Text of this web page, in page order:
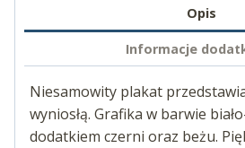
Opis
Informacje
Niesamowity plakat
wyniosłą. Grafika w barwie
dodatkiem czerni oraz beżu.